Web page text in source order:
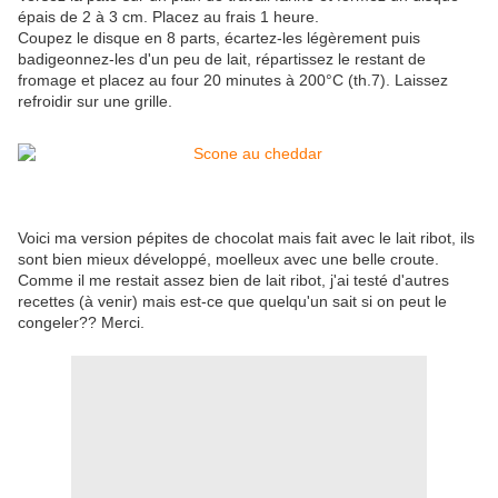
épais de 2 à 3 cm. Placez au frais 1 heure.
Coupez le disque en 8 parts, écartez-les légèrement puis
badigeonnez-les d'un peu de lait, répartissez le restant de
fromage et placez au four 20 minutes à 200°C (th.7). Laissez
refroidir sur une grille.
Voici ma version pépites de chocolat mais fait avec le lait ribot, ils
sont bien mieux développé, moelleux avec une belle croute.
Comme il me restait assez bien de lait ribot, j'ai testé d'autres
recettes (à venir) mais est-ce que quelqu'un sait si on peut le
congeler?? Merci.